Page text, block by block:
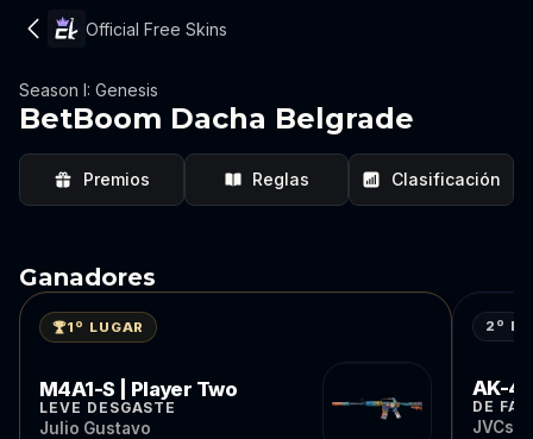
Official Free Skins
Season I: Genesis
BetBoom Dacha Belgrade
Premios Reglas Clasificación
Ganadores
1º LUGAR
M4A1-S | Player Two
LEVE DESGASTE
Julio Gustavo
2º
AK-
DE
JVCss